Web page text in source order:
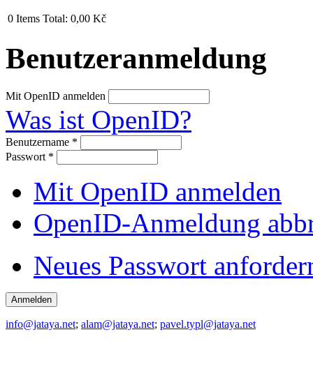
0 Items Total: 0,00 Kč
Benutzeranmeldung
Mit OpenID anmelden
Was ist OpenID?
Benutzername *
Passwort *
Mit OpenID anmelden
OpenID-Anmeldung
Neues Passwort
info@jataya.net; alam@jataya.net; pavel.typl@jataya.net